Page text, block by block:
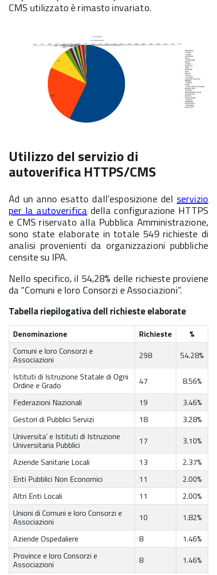
CMS utilizzato è rimasto invariato.
Utilizzo del servizio di
autoverifica HTTPS/CMS
Ad un anno esatto dall’esposizione delservizio
per la autoverificadella configurazione HTTPS
e CMS riservato alla Pubblica Amministrazione,
sono state elaborate in totale 549 richieste di
analisi provenienti da organizzazioni pubbliche
censite su IPA.
Nello specifico, il 54,28% delle richieste proviene
da “Comuni e loro Consorzi e Associazioni”.
Tabella riepilogativa dell richieste elaborate
Denominazione Richieste
%
Comuni e loro Consorzi e
Associazioni 298
54.28%
Istituti di Istruzione Statale di Ogni
Ordine e Grado 47
8.56%
Federazioni Nazionali
19
3.46%
Gestori di Pubblici Servizi
18
3.28%
Universita’ e Istituti di Istruzione
Universitaria Pubblici 17
3.10%
Aziende Sanitarie Locali
13
2.37%
Enti Pubblici Non Economici
11
2.00%
Altri Enti Locali
11
2.00%
Unioni di Comuni e loro Consorzi e
Associazioni 10
1.82%
Aziende Ospedaliere
8
1.46%
Province e loro Consorzi e
Associazioni 8
1.46%